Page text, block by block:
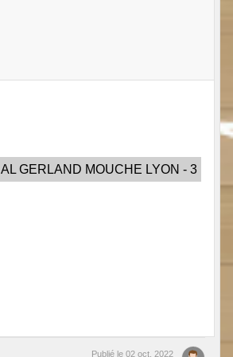
AL GERLAND MOUCHE LYON - 3
Publié le 02 oct. 2022